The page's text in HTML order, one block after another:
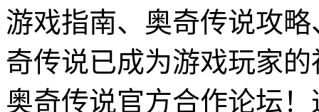
游戏指南、奥奇传说攻
奇传说已成为游戏玩家
奥奇传说官方合作论坛